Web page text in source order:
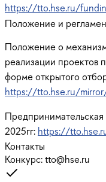
https://tto.hse.ru/
Положение и
Положение о
реализации
форме открытого
https://tto.hse.ru/
2025гг: https://
Контакты
Конкурс:tto@hse.ru